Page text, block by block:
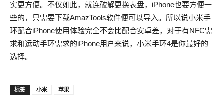
实更方便。不仅如此，就连破解更换表盘，iPhone也要方便一
些的，只需要下载AmazTools软件便可以导入。所以说小米手
环配合iPhone使用体验完全不会比配合安卓差，对于有NFC需
求和运动手环需求的iPhone用户来说，小米手环4是你最好的
选择。
The World
标签 小米 苹果